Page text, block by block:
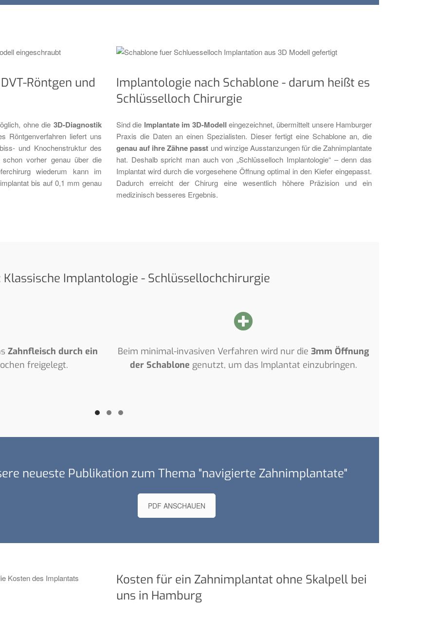
Röntgen und
ohne die3D-Diagnostik
Röntgenverfahren liefert uns
und Knochenstruktur des
vorher genau über die
wiederum kann im
bis auf 0,1 mm genau
Implantologie nach Schablone - darum heißt es
Schlüsselloch Chirurgie
Sind die Implantate im 3D-Modell eingezeichnet, übermittelt unsere Hamburger
Praxis die Daten an einen Spezialisten. Dieser fertigt eine Schablone an, die
genau auf ihre Zähne passt und winzige Ausstanzungen für die Zahnimplantate
hat. Deshalb spricht man auch von „Schlüsselloch Implantologie“ – denn das
Implantat wird durch die vorgesehene Öffnung optimal in den Kiefer eingepasst.
Dadurch erreicht der Chirurg eine wesentlich höhere Präzision und ein
medizinisch besseres Ergebnis.
Klassische Implantologie - Schlüssellochchirurgie
Zahnfleisch durch ein
freigelegt.
Beim minimal-invasiven Verfahren wird nur die 3mm Öffnung
der Schablone genutzt, um das Implantat einzubringen.
neueste Publikation zum Thema "navigierte Zahnimplantate"
PDF ANSCHAUEN
Kosten für ein Zahnimplantat ohne Skalpell bei
uns in Hamburg